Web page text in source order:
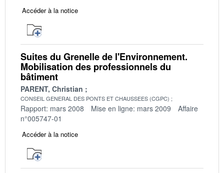
Accéder à la notice
Suites du Grenelle de l'Environnement.
Mobilisation des professionnels du
bâtiment
PARENT, Christian
CONSEIL GENERAL DES PONTS ET CHAUSSEES (CGPC)
Rapport: mars 2008 Mise en ligne: mars 2009
Affaire
n°005747-01
Accéder à la notice